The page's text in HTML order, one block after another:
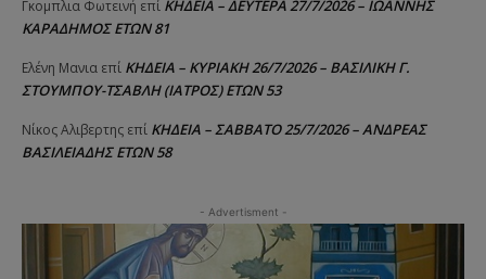
Γκομπλια Φωτεινή επί ΚΗΔΕΙΑ – ΔΕΥΤΕΡΑ 27/7/2026 – ΙΩΑΝΝΗΣ
ΚΑΡΑΔΗΜΟΣ ΕΤΩΝ 81
Ελένη Μανια επί ΚΗΔΕΙΑ – ΚΥΡΙΑΚΗ 26/7/2026 – ΒΑΣΙΛΙΚΗ Γ.
ΣΤΟΥΜΠΟΥ-ΤΣΑΒΛΗ (ΙΑΤΡΟΣ) ΕΤΩΝ 53
Νίκος Αλιβερτης επί ΚΗΔΕΙΑ – ΣΑΒΒΑΤΟ 25/7/2026 – ΑΝΔΡΕΑΣ
ΒΑΣΙΛΕΙΑΔΗΣ ΕΤΩΝ 58
- Advertisment -